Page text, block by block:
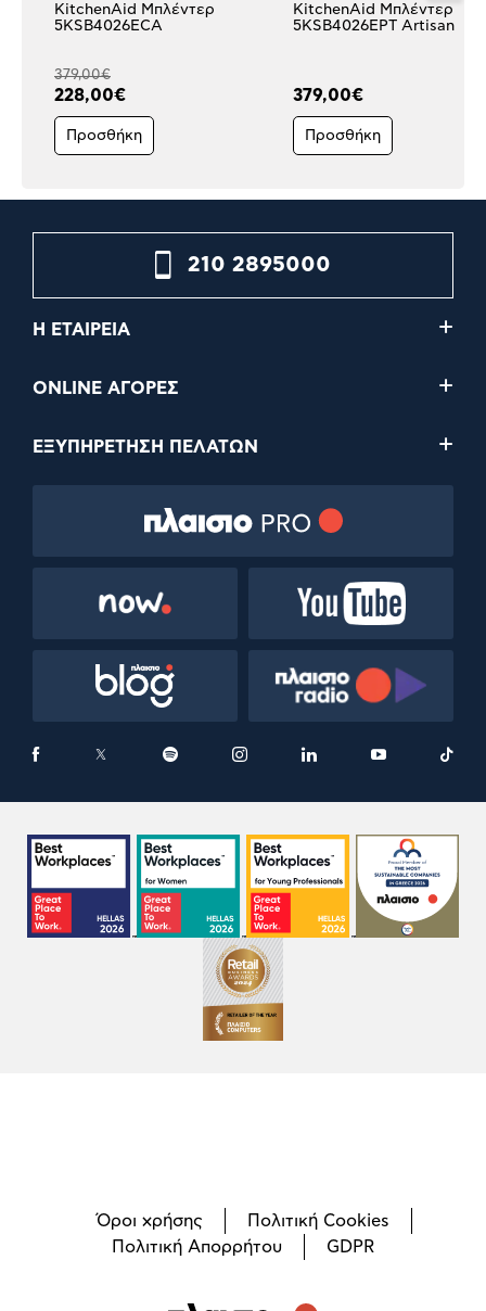
KitchenAid Μπλέντερ
5KSB4026ECA
379,00€
228,00€
Προσθήκη
KitchenAid Μπλέντερ
5KSB4026EPT Artisan
379,00€
Προσθήκη
210 2895000
Η ΕΤΑΙΡΕΙΑ
ONLINE ΑΓΟΡΕΣ
ΕΞΥΠΗΡΕΤΗΣΗ ΠΕΛΑΤΩΝ
Όροι χρήσης
Πολιτική Cookies
Πολιτική Απορρήτου
GDPR